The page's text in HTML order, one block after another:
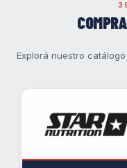
Explorá nuestro